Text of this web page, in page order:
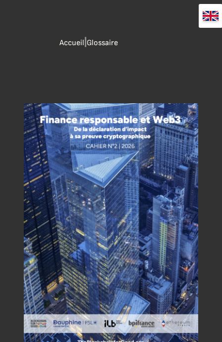
Accueil Glossaire